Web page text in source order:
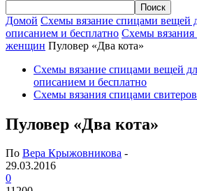
Домой Схемы вязание спицами вещей
описанием и бесплатно Схемы вязания
женщин Пуловер «Два кота»
Схемы вязание спицами вещей
описанием и бесплатно
Схемы вязания спицами
Пуловер «Два кота»
По Вера Крыжовникова -
29.03.2016
0